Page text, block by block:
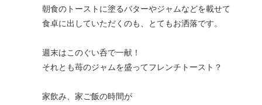
朝食のトーストに塗るバターやジャムなどを載せて
食卓に出していただくのも、とてもお洒落です。
週末はこのぐい呑で一献！
それとも苺のジャムを盛ってフレンチトースト？
家飲み、家ご飯の時間が